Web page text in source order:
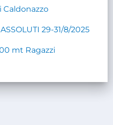
Caldonazzo
29-31/8/2025
mt Ragazzi